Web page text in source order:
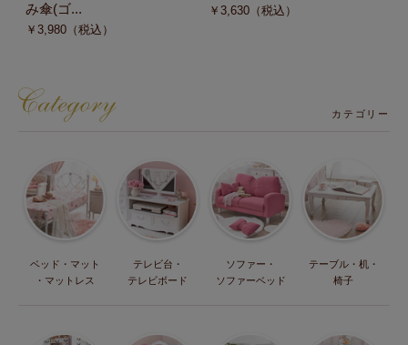
み傘(ゴ...
￥3,980 （税込）
￥3,630 （税込）
カテゴリー
ベッド・マット
・マットレス
テレビ台・
テレビボード
ソファー・
ソファーベッド
テーブル・机・
椅子